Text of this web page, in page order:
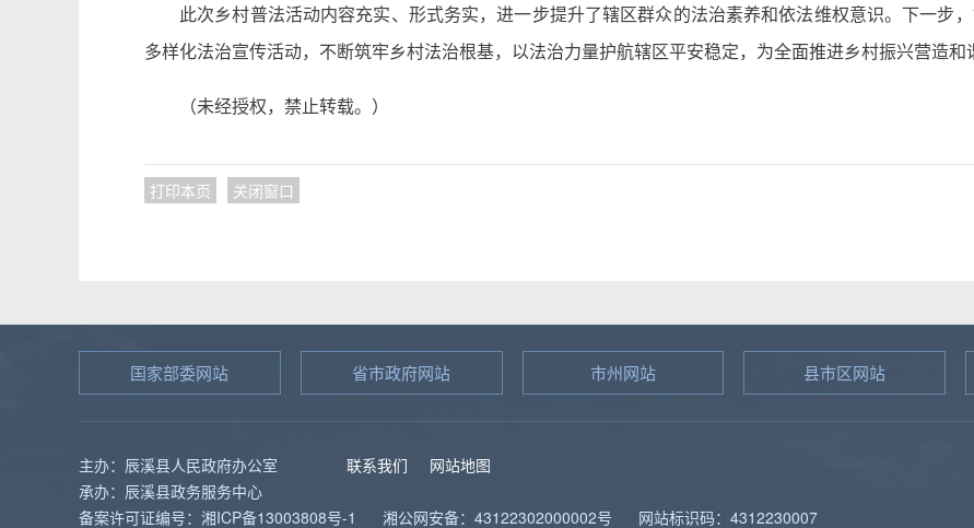
此次乡村普法活动内容充实、形式务实，进一步提升了辖区群众的法治素养和依法维权意识。下一步
多样化法治宣传活动，不断筑牢乡村法治根基，以法治力量护航辖区平安稳定，为全面推进乡村振兴营造和
（未经授权，禁止转载。）
打印本页 关闭窗口
国家部委网站 省市政府网站 市州网站 县市区网站
主办：辰溪县人民政府办公室
承办：辰溪县政务服务中心
备案许可证编号：湘ICP备13003808号-1
湘公网安备：43122302000002号 网站标识码：4312230007
联系我们 网站地图